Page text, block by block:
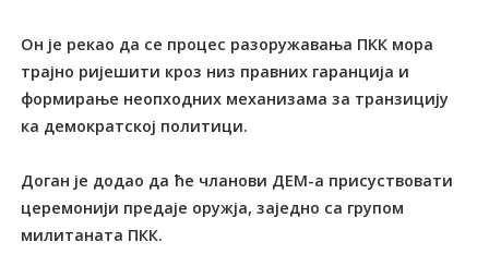
Он је рекао да се процес разоружавања ПКК мора
трајно ријешити кроз низ правних гаранција и
формирање неопходних механизама за транзицију
ка демократској политици.
Доган је додао да ће чланови ДЕМ-а присуствовати
церемонији предаје оружја, заједно са групом
милитаната ПКК.